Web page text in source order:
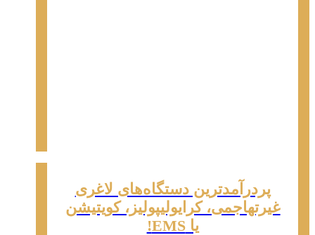
پردرآمدترین دستگاه‌های لاغری
غیرتهاجمی، کرایولیپولیز، کویتیشن
یا EMS!